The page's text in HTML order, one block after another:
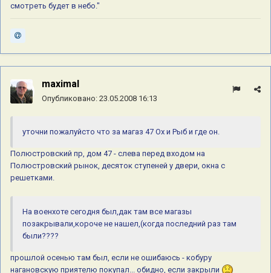
смотреть будет в небо."
maximal
Опубликовано: 23.05.2008 16:13
уточни пожалуйсто что за магаз 47 Ох и Рыб и где он.
Полюстровский пр, дом 47 - слева перед входом на
Полюстровский рынок, десяток ступеней у двери, окна с
решетками.
На военхоте сегодня был,дак там все магазы
позакрывали,короче не нашел,(когда последний раз там
были????
прошлой осенью там был, если не ошибаюсь - кобуру
нагановскую приятелю покупал... обидно, если закрыли